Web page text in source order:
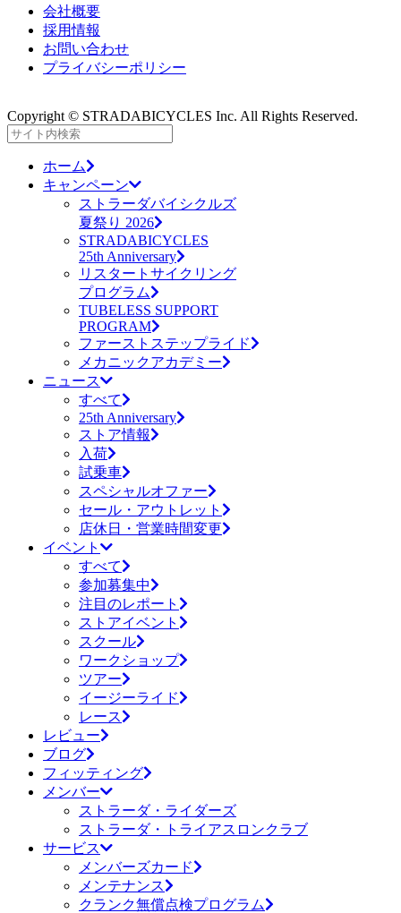
会社概要
採用情報
お問い合わせ
プライバシーポリシー
Copyright © STRADABICYCLES Inc. All Rights Reserved.
ホーム
キャンペーン
ストラーダバイシクルズ
夏祭り 2026
STRADABICYCLES
25th Anniversary
リスタートサイクリング
プログラム
TUBELESS SUPPORT
PROGRAM
ファーストステップライド
メカニックアカデミー
ニュース
すべて
25th Anniversary
ストア情報
入荷
試乗車
スペシャルオファー
セール・アウトレット
店休日・営業時間変更
イベント
すべて
参加募集中
注目のレポート
ストアイベント
スクール
ワークショップ
ツアー
イージーライド
レース
レビュー
ブログ
フィッティング
メンバー
ストラーダ・ライダーズ
ストラーダ・トライアスロンクラブ
サービス
メンバーズカード
メンテナンス
クランク無償点検プログラム